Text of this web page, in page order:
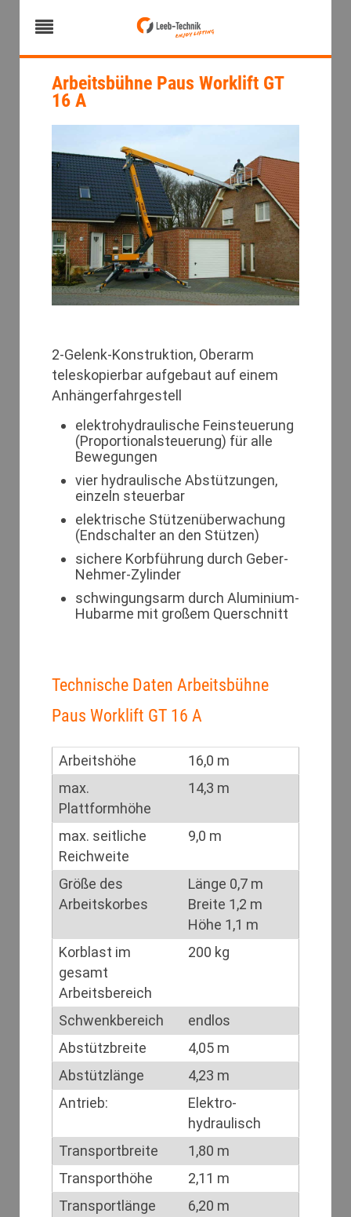
Arbeitsbühne Paus Worklift GT
16 A
2-Gelenk-Konstruktion, Oberarm
teleskopierbar aufgebaut auf einem
Anhängerfahrgestell
elektrohydraulische Feinsteuerung
(Proportionalsteuerung) für alle
Bewegungen
vier hydraulische Abstützungen,
einzeln steuerbar
elektrische Stützenüberwachung
(Endschalter an den Stützen)
sichere Korbführung durch Geber-
Nehmer-Zylinder
schwingungsarm durch Aluminium-
Hubarme mit großem Querschnitt
Technische Daten Arbeitsbühne
Paus Worklift GT 16 A
Arbeitshöhe
16,0 m
max.
Plattformhöhe
14,3 m
max. seitliche
Reichweite
9,0 m
Größe des
Arbeitskorbes
Länge 0,7 m
Breite 1,2 m
Höhe 1,1 m
Korblast im
gesamt
Arbeitsbereich
200 kg
Schwenkbereich
endlos
Abstützbreite
4,05 m
Abstützlänge
4,23 m
Antrieb:
Elektro-
hydraulisch
Transportbreite
1,80 m
Transporthöhe
2,11 m
Transportlänge
6,20 m